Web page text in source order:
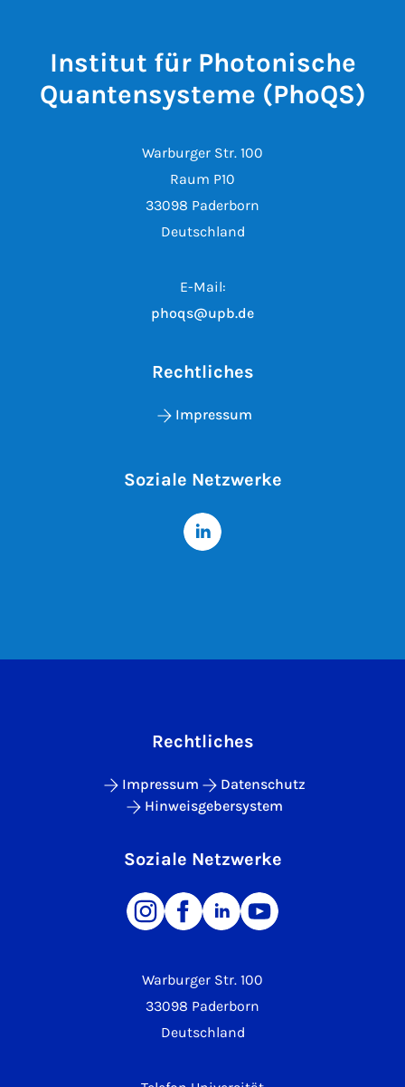
Institut für Photonische
Quantensysteme (PhoQS)
Warburger Str. 100
Raum P10
33098 Paderborn
Deutschland
E-Mail:
phoqs@upb.de
Rechtliches
Impressum
Soziale Netzwerke
Warburger Str. 100
33098 Paderborn
Deutschland
Rechtliches
Impressum
Datenschutz
Hinweisgebersystem
Soziale Netzwerke